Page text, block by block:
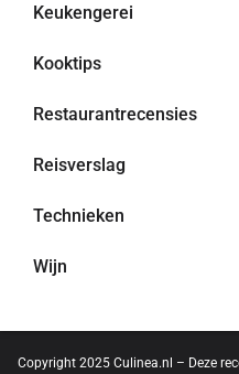
Keukengerei
Kooktips
Restaurantrecensies
Reisverslag
Technieken
Wijn
Copyright 2025 Culinea.nl – Deze